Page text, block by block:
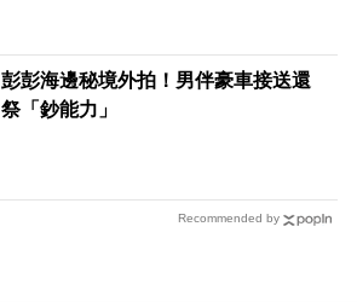
彭彭海邊秘境外拍！男伴豪車接送還
祭「鈔能力」
Recommended by